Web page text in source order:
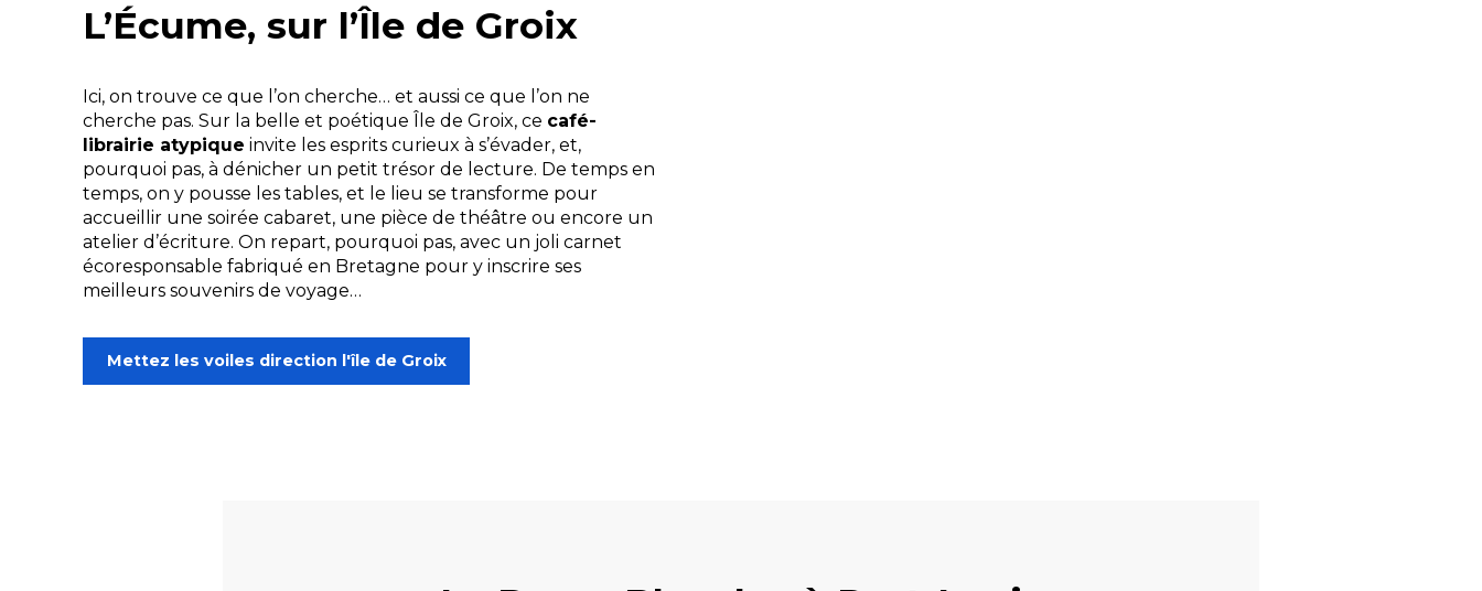
L’Écume, sur l’Île de Groix
Ici, on trouve ce que l’on cherche… et aussi ce que l’on ne
cherche pas. Sur la belle et poétique Île de Groix, ce café-
librairie atypique invite les esprits curieux à s’évader, et,
pourquoi pas, à dénicher un petit trésor de lecture. De temps en
temps, on y pousse les tables, et le lieu se transforme pour
accueillir une soirée cabaret, une pièce de théâtre ou encore un
atelier d’écriture. On repart, pourquoi pas, avec un joli carnet
écoresponsable fabriqué en Bretagne pour y inscrire ses
meilleurs souvenirs de voyage…
Mettez les voiles direction l'île de Groix